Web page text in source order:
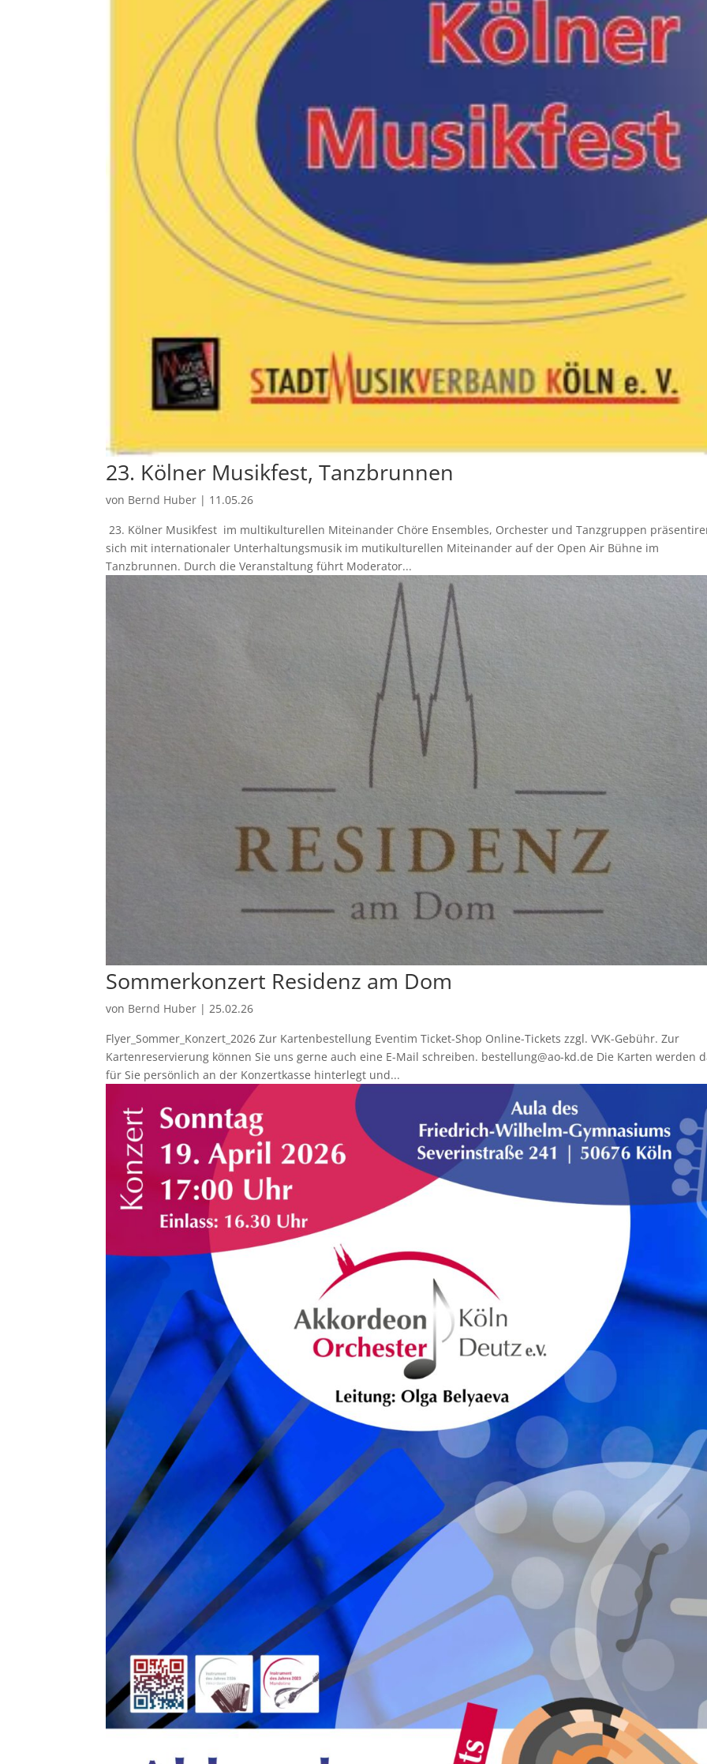
23. Kölner Musikfest, Tanzbrunnen
von Bernd Huber | 11.05.26
23. Kölner Musikfest im multikulturellen Miteinander Chöre Ensembles, Orchester und Tanzgruppen
sich mit internationaler Unterhaltungsmusik im mutikulturellen Miteinander auf der Open Air Bühne im
Tanzbrunnen. Durch die Veranstaltung führt Moderator...
Sommerkonzert Residenz am Dom
von Bernd Huber |25.02.26
Flyer_Sommer_Konzert_2026 Zur Kartenbestellung Eventim Ticket-Shop Online-Tickets zzgl. VVK-Gebühr. Zur
Kartenreservierung können Sie uns gerne auch eine E-Mail schreiben. bestellung@ao-kd.de Die Karten werden
für Sie persönlich an der Konzertkasse hinterlegt und...